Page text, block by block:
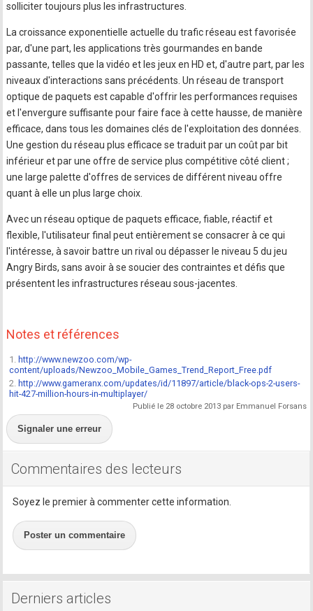
solliciter toujours plus les infrastructures.
La croissance exponentielle actuelle du trafic réseau est favorisée
par, d'une part, les applications très gourmandes en bande
passante, telles que la vidéo et les jeux en HD et, d'autre part, par les
niveaux d'interactions sans précédents. Un réseau de transport
optique de paquets est capable d'offrir les performances requises
et l'envergure suffisante pour faire face à cette hausse, de manière
efficace, dans tous les domaines clés de l'exploitation des données.
Une gestion du réseau plus efficace se traduit par un coût par bit
inférieur et par une offre de service plus compétitive côté client ;
une large palette d'offres de services de différent niveau offre
quant à elle un plus large choix.
Avec un réseau optique de paquets efficace, fiable, réactif et
flexible, l'utilisateur final peut entièrement se consacrer à ce qui
l'intéresse, à savoir battre un rival ou dépasser le niveau 5 du jeu
Angry Birds, sans avoir à se soucier des contraintes et défis que
présentent les infrastructures réseau sous-jacentes.
Notes et références
1. http://www.newzoo.com/wp-
content/uploads/Newzoo_Mobile_Games_Trend_Report_Free.pdf
2. http://www.gameranx.com/updates/id/11897/article/black-ops-2-users-
hit-427-million-hours-in-multiplayer/
Publié le 28 octobre 2013 par Emmanuel Forsans
Signaler une erreur
Commentaires des lecteurs
Soyez le premier à commenter cette information.
Poster un commentaire
Derniers articles